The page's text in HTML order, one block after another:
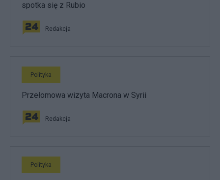
spotka się z Rubio
Redakcja
Polityka
Przełomowa wizyta Macrona w Syrii
Redakcja
Polityka